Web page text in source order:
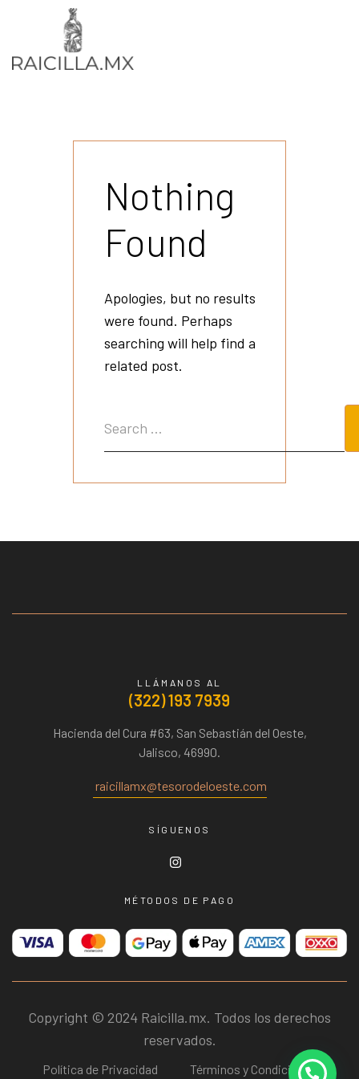
Nothing
Found
Apologies, but no results
were found. Perhaps
searching will help find a
related post.
LLÁMANOS AL
(322) 193 7939
Hacienda del Cura #63, San Sebastián del Oeste,
Jalisco, 46990.
raicillamx@tesorodeloeste.com
SÍGUENOS
MÉTODOS DE PAGO
Copyright © 2024 Raicilla.mx. Todos los derechos
reservados.
Política de Privacidad Términos y Condiciones